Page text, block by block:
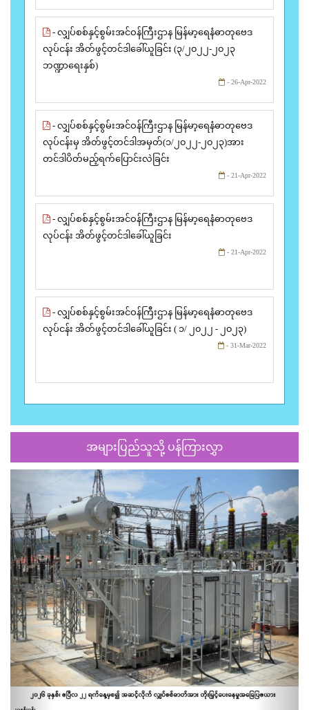
- လျှပ်စစ်နှင့်စွမ်းအင်ဝန်ကြီးဌာန မြန်မာ့ရေနံဓာတုဗေဒ
လုပ်ငန်း အိတ်ဖွင့်တင်ဒါခေါ်ယူခြင်း (၃/၂၀၂၂-၂၀၂၃
ဘဏ္ဍာရေးနှစ်)
- 26-Apr-2022
- လျှပ်စစ်နှင့်စွမ်းအင်ဝန်ကြီးဌာန မြန်မာ့ရေနံဓာတုဗေဒ
လုပ်ငန်းမှ အိတ်ဖွင့်တင်ဒါအမှတ်(၁/၂၀၂၂-၂၀၂၃)အား
တင်ဒါပိတ်မည့်ရက်ပြောင်းလဲခြင်း
- 21-Apr-2022
- လျှပ်စစ်နှင့်စွမ်းအင်ဝန်ကြီးဌာန မြန်မာ့ရေနံဓာတုဗေဒ
လုပ်ငန်း အိတ်ဖွင့်တင်ဒါခေါ်ယူခြင်း
- 21-Apr-2022
- လျှပ်စစ်နှင့်စွမ်းအင်ဝန်ကြီးဌာန မြန်မာ့ရေနံဓာတုဗေဒ
လုပ်ငန်း အိတ်ဖွင့်တင်ဒါခေါ်ယူခြင်း ( ၁/ ၂၀၂၂ - ၂၀၂၃)
- 31-Mar-2022
အများပြည်သူသို့ ပန်ကြားလွှာ
Previous